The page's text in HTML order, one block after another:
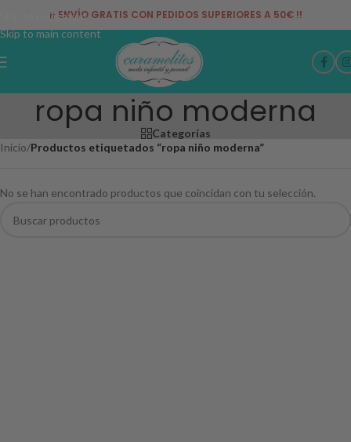
Skip to navigation
Skip to main content
¡¡ ENVÍO GRATIS CON PEDIDOS SUPERIORES A 50€ !!
ropa niño moderna
Categorías
Inicio/Productos etiquetados “ropa niño moderna”
No se han encontrado productos que coincidan con tu selección.